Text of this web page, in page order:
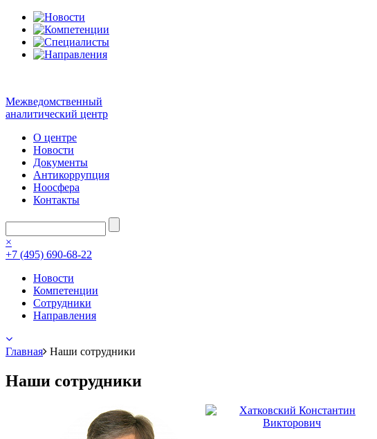
Межведомственный
аналитический центр
О центре
Новости
Документы
Антикоррупция
Ноосфера
Контакты
×
+7 (495) 690-68-22
Новости
Компетенции
Сотрудники
Направления
Главная Наши сотрудники
Наши сотрудники